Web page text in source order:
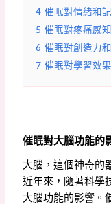
4 催眠對情緒和
5 催眠對疼痛感
6 催眠對創造力
7 催眠對學習效
催眠對大腦功能的
大腦，這個神奇的
近年來，隨著科學
大腦功能的影響。